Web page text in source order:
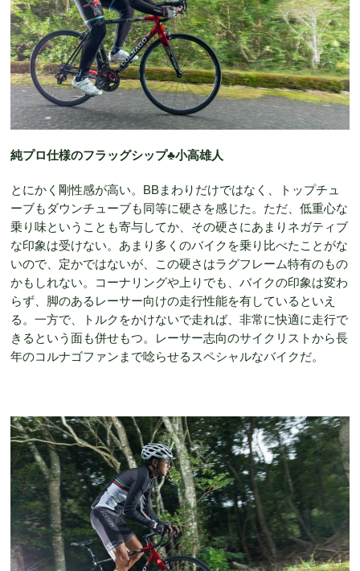
純プロ仕様のフラッグシップ♣︎小高雄人
とにかく剛性感が高い。BBまわりだけではなく、トップチュ
ーブもダウンチューブも同等に硬さを感じた。ただ、低重心な
乗り味ということも寄与してか、その硬さにあまりネガティブ
な印象は受けない。あまり多くのバイクを乗り比べたことがな
いので、定かではないが、この硬さはラグフレーム特有のもの
かもしれない。コーナリングや上りでも、バイクの印象は変わ
らず、脚のあるレーサー向けの走行性能を有しているといえ
る。一方で、トルクをかけないで走れば、非常に快適に走行で
きるという面も併せもつ。レーサー志向のサイクリストから長
年のコルナゴファンまで唸らせるスペシャルなバイクだ。